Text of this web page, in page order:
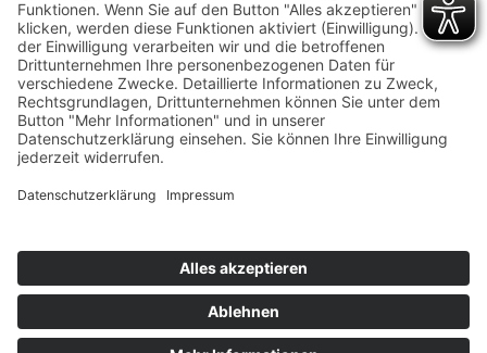
Wir wären Ihnen sehr dankbar, wenn Sie uns auch
die Gründe für ihren Austritt kurz mitteilen würden.
Vielleicht können wir ja in Zukunft etwas verbessern.
Webdesign by Zalman IT Solutions
gehosted auf CO² neutralen Servern von IZY-Hosting
Cookie-Richtlinie (EU)